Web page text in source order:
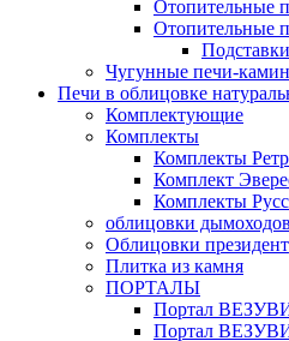
Отопительные
Отопительные
Чугунные печи-
Печи в облицовке
Комплектующие
Комплекты
Комплекты
Комплект
Комплекты
облицовки дымоходов
Облицовки президент
Плитка из камня
ПОРТАЛЫ
Портал
Портал